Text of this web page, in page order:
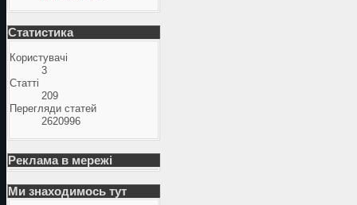
Статистика
Користувачі
3
Статті
209
Перегляди статей
2620996
Реклама в мережі
Ми знаходимось тут